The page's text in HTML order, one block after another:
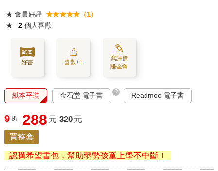
★ 會員好評 ★★★★★（1）
★
2 個人喜歡
好書 喜歡+1
寫評價
賺金幣
紙本平裝 金石堂 電子書 ? Readmoo 電子書
9 折 288 元 320 元
買整套
認購希望書包，幫助弱勢孩童上學不中斷！